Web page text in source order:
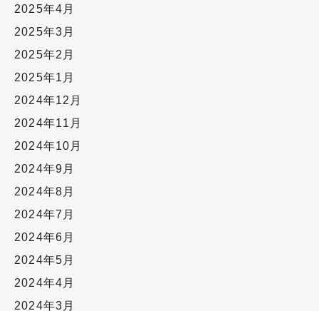
2025年4月
2025年3月
2025年2月
2025年1月
2024年12月
2024年11月
2024年10月
2024年9月
2024年8月
2024年7月
2024年6月
2024年5月
2024年4月
2024年3月